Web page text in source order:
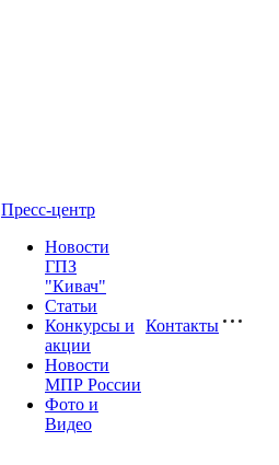
Пресс-центр
Новости
ГПЗ
"Кивач"
Статьи
Конкурсы и
акции
Новости
МПР России
Фото и
Видео
Контакты